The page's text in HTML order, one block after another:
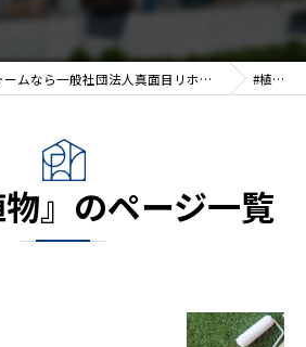
埼玉県入間郡のリフォームなら一般社団法人真面目リホーム #植物
』のページ一覧